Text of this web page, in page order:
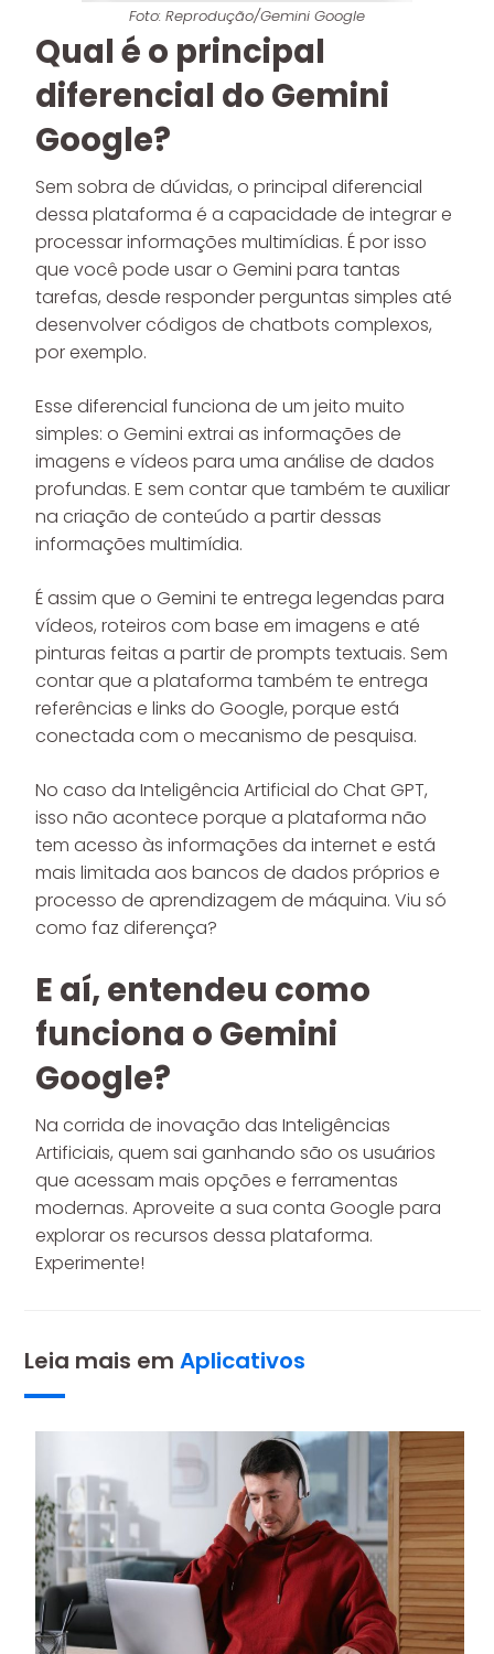
Foto: Reprodução/Gemini Google
Qual é o principal
diferencial do Gemini
Google?
Sem sobra de dúvidas, o principal diferencial
dessa plataforma é a capacidade de integrar e
processar informações multimídias. É por isso
que você pode usar o Gemini para tantas
tarefas, desde responder perguntas simples até
desenvolver códigos de chatbots complexos,
por exemplo.
Esse diferencial funciona de um jeito muito
simples: o Gemini extrai as informações de
imagens e vídeos para uma análise de dados
profundas. E sem contar que também te auxiliar
na criação de conteúdo a partir dessas
informações multimídia.
É assim que o Gemini te entrega legendas para
vídeos, roteiros com base em imagens e até
pinturas feitas a partir de prompts textuais. Sem
contar que a plataforma também te entrega
referências e links do Google, porque está
conectada com o mecanismo de pesquisa.
No caso da Inteligência Artificial do Chat GPT,
isso não acontece porque a plataforma não
tem acesso às informações da internet e está
mais limitada aos bancos de dados próprios e
processo de aprendizagem de máquina. Viu só
como faz diferença?
E aí, entendeu como
funciona o Gemini
Google?
Na corrida de inovação das Inteligências
Artificiais, quem sai ganhando são os usuários
que acessam mais opções e ferramentas
modernas. Aproveite a sua conta Google para
explorar os recursos dessa plataforma.
Experimente!
Leia mais em Aplicativos